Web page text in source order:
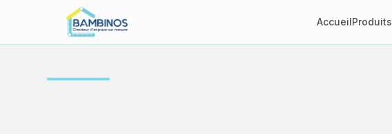
AccueilProduits